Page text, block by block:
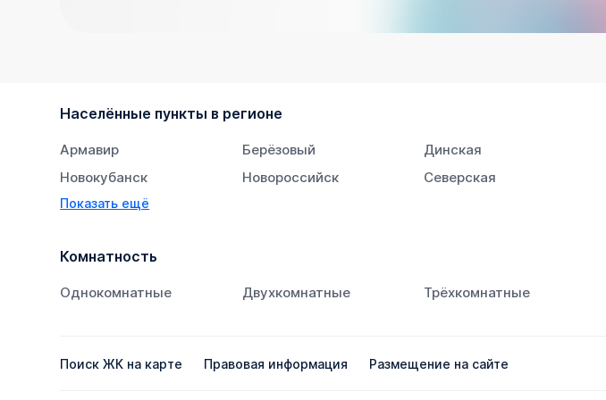
Населённые пункты в регионе
Армавир Берёзовый Динская
Новокубанск
Новороссийск Северская
Тихорецк
Показать ещё
Комнатность
Однокомнатные Двухкомнатные Трёхкомнатные
Поиск ЖК на карте Правовая информация Размещение на сайте